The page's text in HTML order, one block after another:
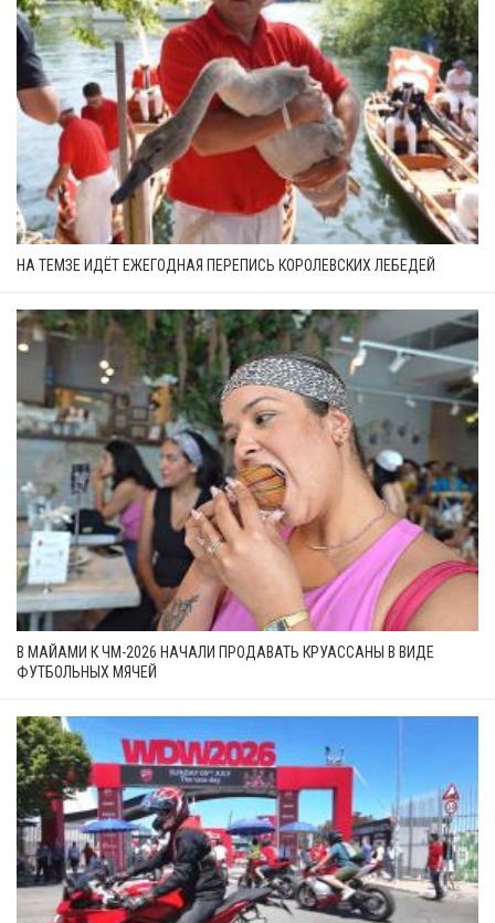
НА ТЕМЗЕ ИДЁТ ЕЖЕГОДНАЯ ПЕРЕПИСЬ КОРОЛЕВСКИХ ЛЕБЕДЕЙ
В МАЙАМИ К ЧМ-2026 НАЧАЛИ ПРОДАВАТЬ КРУАССАНЫ В ВИДЕ
ФУТБОЛЬНЫХ МЯЧЕЙ